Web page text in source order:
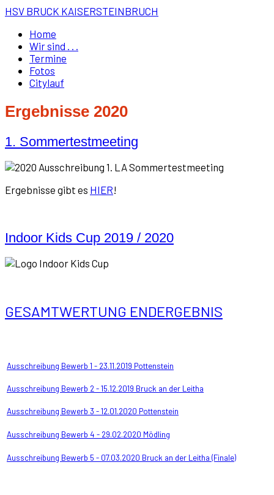
HSV BRUCK KAISERSTEINBRUCH
Home
Wir sind . . .
Termine
Fotos
Citylauf
Ergebnisse 2020
1. Sommertestmeeting
Ergebnisse gibt es HIER!
Indoor Kids Cup 2019 / 2020
GESAMTWERTUNG ENDERGEBNIS
Ausschreibung Bewerb 1 - 23.11.2019 Pottenstein
Ausschreibung Bewerb 2 - 15.12.2019 Bruck an der Leitha
Ausschreibung Bewerb 3 - 12.01.2020 Pottenstein
Ausschreibung Bewerb 4 - 29.02.2020 Mödling
Ausschreibung Bewerb 5 - 07.03.2020 Bruck an der Leitha (Finale)